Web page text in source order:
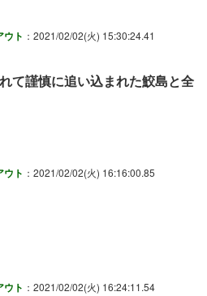
ウト ：2021/02/02(火) 15:30:24.41
て謹慎に追い込まれた鮫島と全
ウト ：2021/02/02(火) 16:16:00.85
ウト ：2021/02/02(火) 16:24:11.54